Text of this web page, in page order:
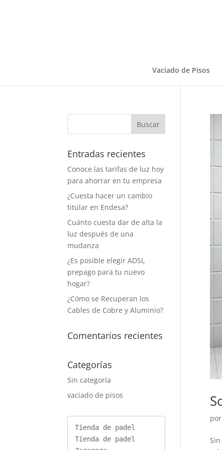
Vaciado de Pisos
por
Entradas recientes
Conoce las tarifas de luz hoy
para ahorrar en tu empresa
¿Cuesta hacer un cambio
titular en Endesa?
Cuánto cuesta dar de alta la
luz después de una
mudanza
¿Es posible elegir ADSL
prepago para tu nuevo
hogar?
¿Cómo se Recuperan los
Cables de Cobre y Aluminio?
Comentarios recientes
Categorías
Sin categoría
vaciado de pisos
Tienda de padel
Tienda de padel